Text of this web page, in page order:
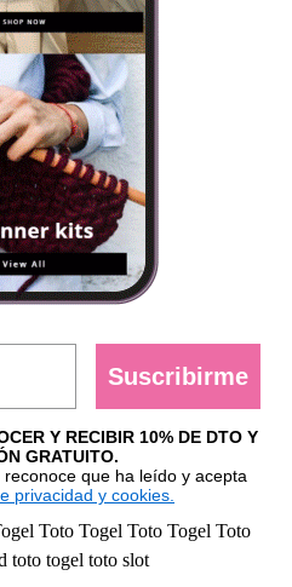
Suscribirme
Y RECIBIR 10% DE DTO Y
GRATUITO.
que ha leído y acepta
privacidad y cookies.
Toto Togel Toto Togel Toto
toto togel toto slot